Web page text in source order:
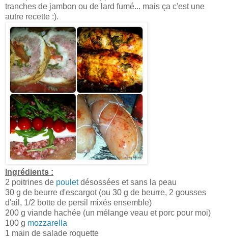
tranches de jambon ou de lard fumé... mais ça c'est une
autre recette :).
Ingrédients :
2 poitrines de pouletdésossées et sans la peau
30 g de beurre d'escargot (ou 30 g de beurre, 2 gousses
d'ail, 1/2 botte de persil mixés ensemble)
200 g viande hachée (un mélange veau et porc pour moi)
100 g mozzarella
1 main de salade roquette